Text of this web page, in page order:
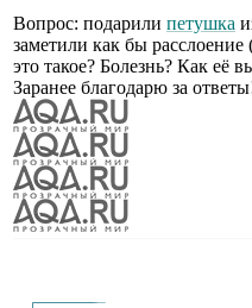
Вопрос: подарили петушка
заметили как бы расслоение
это такое? Болезнь? Как её
Заранее благодарю за